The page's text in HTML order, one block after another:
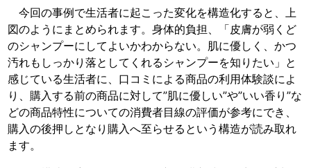
今回の事例で生活者に起こった変化を構造化すると、上
図のようにまとめられます。身体的負担、「皮膚が弱くど
のシャンプーにしてよいかわからない。肌に優しく、かつ
汚れもしっかり落としてくれるシャンプーを知りたい」と
感じている生活者に、口コミによる商品の利用体験談によ
り、購入する前の商品に対して”肌に優しい”や”いい香り”な
どの商品特性についての消費者目線の評価が参考にでき、
購入の後押しとなり購入へ至らせるという構造が読み取れ
ます。